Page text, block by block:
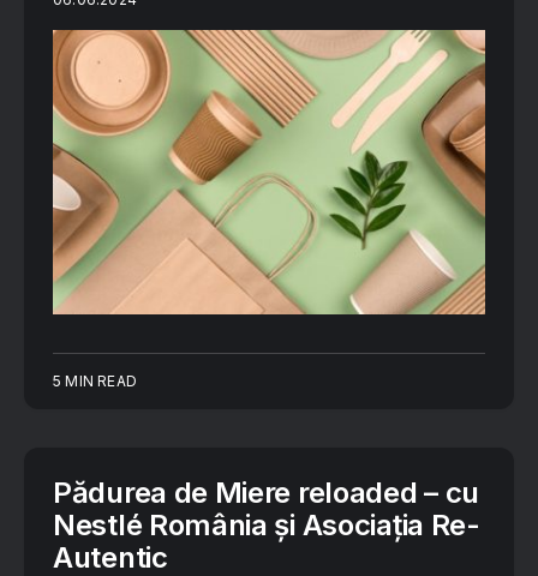
5 MIN READ
Pădurea de Miere reloaded – cu
Nestlé România și Asociația Re-
Autentic